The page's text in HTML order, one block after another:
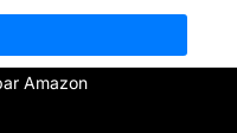
Amazon